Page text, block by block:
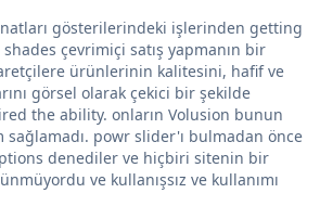
gösterilerindeki işlerinden getting
çevrimiçi satış yapmanın bir
ürünlerinin kalitesini, hafif ve
görsel olarak çekici bir şekilde
the ability. onların Volusion bunun
powr slider'ı bulmadan önce
denediler ve hiçbiri sitenin bir
ve kullanışsız ve kullanımı